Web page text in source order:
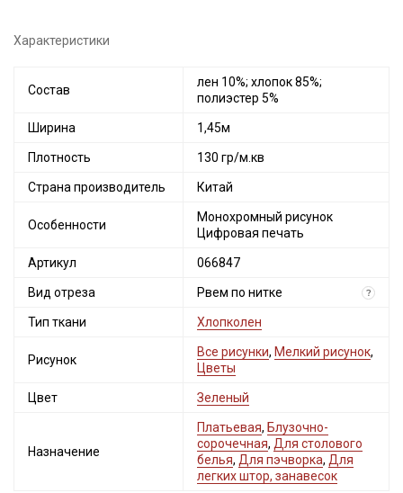
Характеристики
Состав
лен 10%; хлопок 85%;
полиэстер 5%
Ширина 1,45м
Плотность 130 гр/м.кв
Страна производитель Китай
Особенности
Монохромный рисунок
Цифровая печать
Артикул 066847
Вид отреза Рвем по нитке ?
Тип ткани Хлопколен
Рисунок
Все рисунки, Мелкий рисунок,
Цветы
Цвет Зеленый
Назначение
Платьевая, Блузочно-
сорочечная, Для столового
белья, Для пэчворка, Для
легких штор, занавесок